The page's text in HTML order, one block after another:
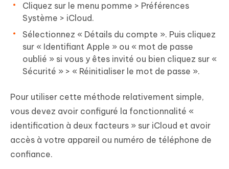
Cliquez sur le menu pomme > Préférences
Système > iCloud.
Sélectionnez « Détails du compte ». Puis cliquez
sur « Identifiant Apple » ou « mot de passe
oublié » si vous y êtes invité ou bien cliquez sur «
Sécurité » > « Réinitialiser le mot de passe ».
Pour utiliser cette méthode relativement simple,
vous devez avoir configuré la fonctionnalité «
identification à deux facteurs » sur iCloud et avoir
accès à votre appareil ou numéro de téléphone de
confiance.